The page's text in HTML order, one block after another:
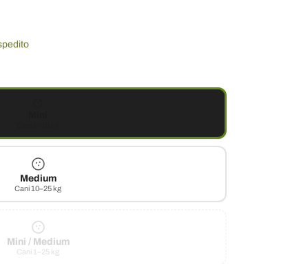
Medium
Cani 10–25 kg
Mini / Medium
Cani 1–25 kg